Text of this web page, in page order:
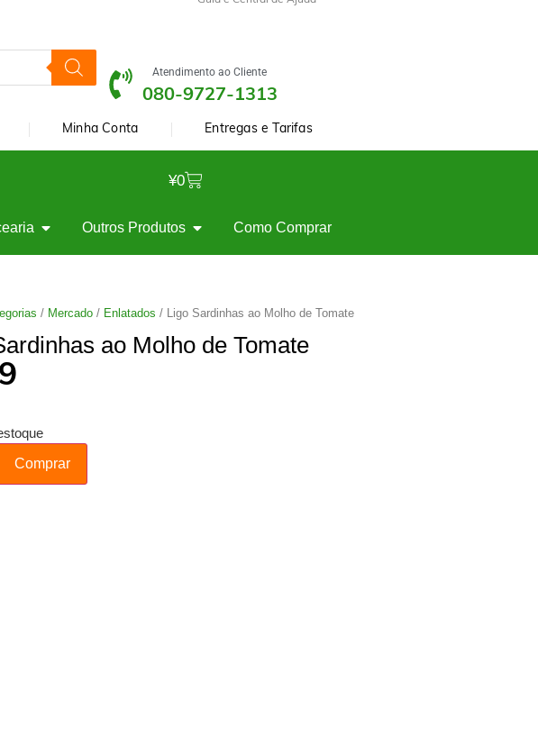
Atendimento ao Cliente
080-9727-1313
Minha Conta Entregas e Tarifas
¥0
Outros Produtos Como Comprar
/ Mercado / Enlatados / Ligo Sardinhas ao Molho de Tomate
ao Molho de Tomate
Comprar